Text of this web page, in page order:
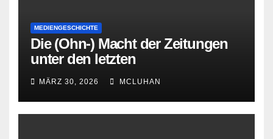
MEDIENGESCHICHTE
Die (Ohn-) Macht der Zeitungen
unter den letzten
Bourbonenkönigen
MÄRZ 30, 2026 MCLUHAN